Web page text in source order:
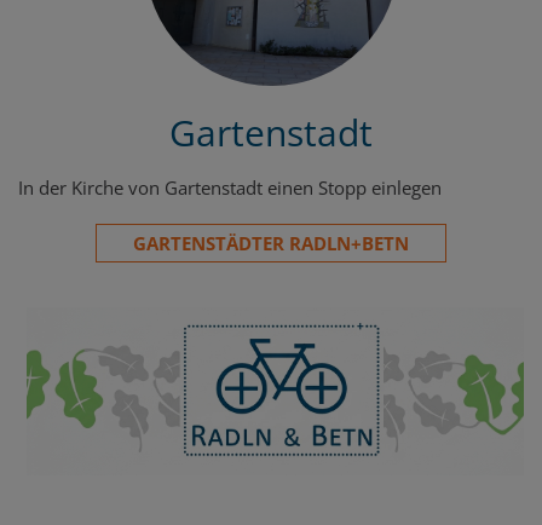
Gartenstadt
In der Kirche von Gartenstadt einen Stopp einlegen
GARTENSTÄDTER RADLN+BETN